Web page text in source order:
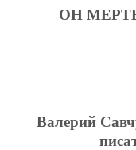
ОН
Валерий